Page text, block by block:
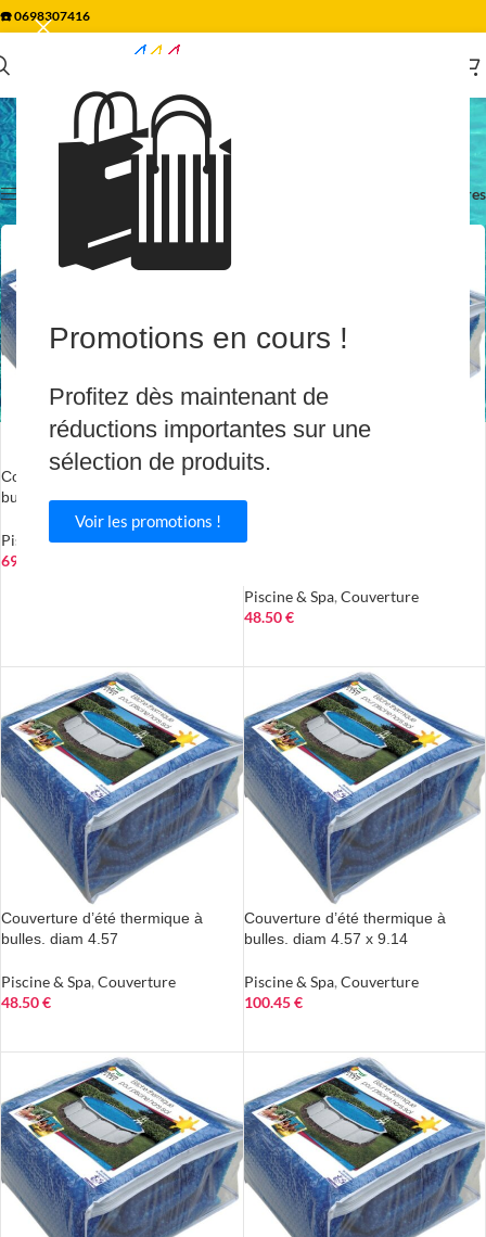
🛍️
Promotions en cours !
Profitez dès maintenant de
réductions importantes sur une
sélection de produits.
Voir les promotions !
☎️0698307416
Couverture
Accueil Piscine & Spa /Couverture 17 résultats affichés
Filtres
Couverture d’été thermique à
bulles. diam 3.65 x 7.31
Piscine & Spa,Couverture
69.50
Piscine & Spa, Couverture
48.50€
Couverture d’été thermique à
bulles. diam 4.57
Piscine & Spa, Couverture
48.50€
Couverture d’été thermique à
bulles. diam 4.57 x 9.14
Piscine & Spa, Couverture
100.45€